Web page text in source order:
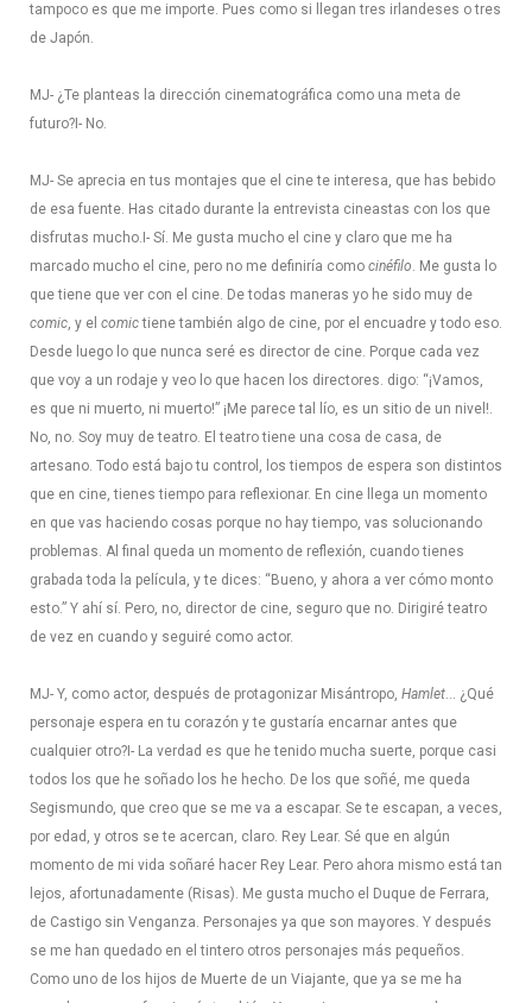
tampoco es que me importe. Pues como si llegan tres irlandeses o tres
de Japón.
MJ- ¿Te planteas la dirección cinematográfica como una meta de
futuro? I- No.
MJ- Se aprecia en tus montajes que el cine te interesa, que has bebido
de esa fuente. Has citado durante la entrevista cineastas con los que
disfrutas mucho. I- Sí. Me gusta mucho el cine y claro que me ha
marcado mucho el cine, pero no me definiría como cinéfilo. Me gusta lo
que tiene que ver con el cine. De todas maneras yo he sido muy de
comic, y el comictiene también algo de cine, por el encuadre y todo eso.
Desde luego lo que nunca seré es director de cine. Porque cada vez
que voy a un rodaje y veo lo que hacen los directores. digo: “¡Vamos,
es que ni muerto, ni muerto!” ¡Me parece tal lío, es un sitio de un nivel!.
No, no. Soy muy de teatro. El teatro tiene una cosa de casa, de
artesano. Todo está bajo tu control, los tiempos de espera son distintos
que en cine, tienes tiempo para reflexionar. En cine llega un momento
en que vas haciendo cosas porque no hay tiempo, vas solucionando
problemas. Al final queda un momento de reflexión, cuando tienes
grabada toda la película, y te dices: “Bueno, y ahora a ver cómo monto
esto.” Y ahí sí. Pero, no, director de cine, seguro que no. Dirigiré teatro
de vez en cuando y seguiré como actor.
MJ- Y, como actor, después de protagonizar Misántropo, Hamlet… ¿Qué
personaje espera en tu corazón y te gustaría encarnar antes que
cualquier otro? I- La verdad es que he tenido mucha suerte, porque casi
todos los que he soñado los he hecho. De los que soñé, me queda
Segismundo, que creo que se me va a escapar. Se te escapan, a veces,
por edad, y otros se te acercan, claro. Rey Lear. Sé que en algún
momento de mi vida soñaré hacer Rey Lear. Pero ahora mismo está tan
lejos, afortunadamente (Risas). Me gusta mucho el Duque de Ferrara,
de Castigo sin Venganza. Personajes ya que son mayores. Y después
se me han quedado en el tintero otros personajes más pequeños.
Como uno de los hijos de Muerte de un Viajante, que ya se me ha